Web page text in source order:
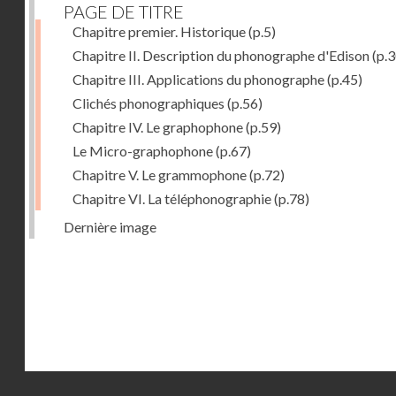
PAGE DE TITRE
Chapitre premier. Historique(p.5)
Chapitre II. Description du phonographe d'Edison
Chapitre III. Applications du phonographe(p.45)
Clichés phonographiques (p.56)
Chapitre IV. Le graphophone(p.59)
Le Micro-graphophone(p.67)
Chapitre V. Le grammophone(p.72)
Chapitre VI. La téléphonographie(p.78)
Dernière image